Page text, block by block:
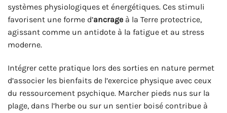
systèmes physiologiques et énergétiques. Ces stimuli
favorisent une forme d’ancrage à la Terre protectrice,
agissant comme un antidote à la fatigue et au stress
moderne.
Intégrer cette pratique lors des sorties en nature permet
d’associer les bienfaits de l’exercice physique avec ceux
du ressourcement psychique. Marcher pieds nus sur la
plage, dans l’herbe ou sur un sentier boisé contribue à